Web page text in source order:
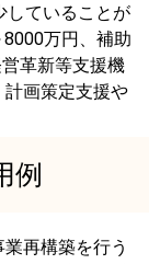
していることが
万円、補助
革新等支援機
画策定支援や
例
再構築を行う